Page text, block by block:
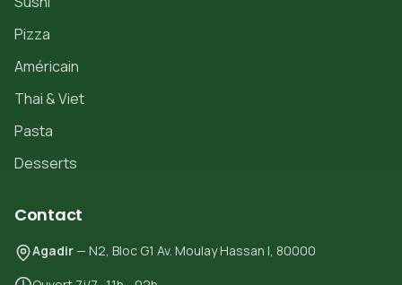
Pizza
Américain
Thai & Viet
Pasta
Desserts
Contact
Agadir— N2, Bloc G1 Av. Moulay Hassan I, 80000